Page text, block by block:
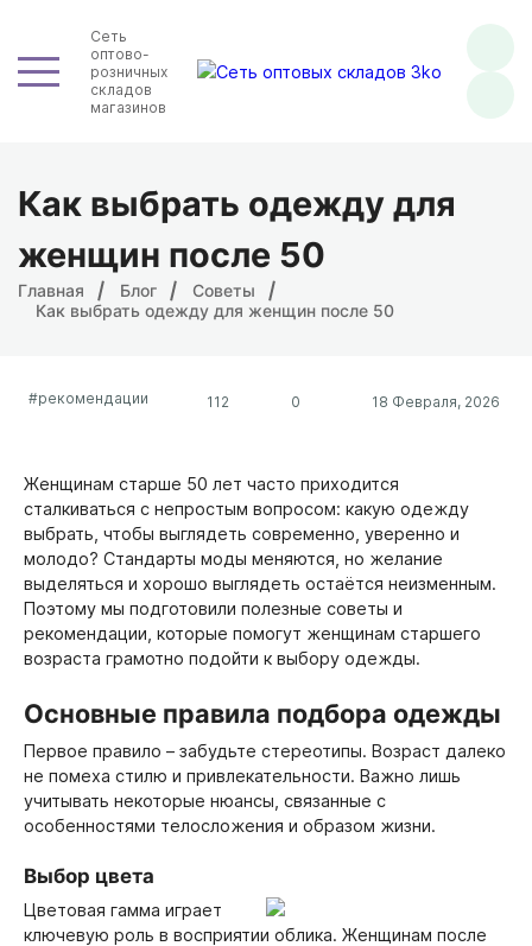
Сеть
оптово-
розничных
складов
магазинов
Как выбрать одежду для
женщин после 50
Главная Блог
Советы
Как выбрать одежду для женщин после 50
#рекомендации 112 0 18 Февраля, 2026
Женщинам старше 50 лет часто приходится
сталкиваться с непростым вопросом: какую одежду
выбрать, чтобы выглядеть современно, уверенно и
молодо? Стандарты моды меняются, но желание
выделяться и хорошо выглядеть остаётся неизменным.
Поэтому мы подготовили полезные советы и
рекомендации, которые помогут женщинам старшего
возраста грамотно подойти к выбору одежды.
Основные правила подбора одежды
Первое правило – забудьте стереотипы. Возраст далеко
не помеха стилю и привлекательности. Важно лишь
учитывать некоторые нюансы, связанные с
особенностями телосложения и образом жизни.
Выбор цвета
Цветовая гамма играет
ключевую роль в восприятии облика. Женщинам после